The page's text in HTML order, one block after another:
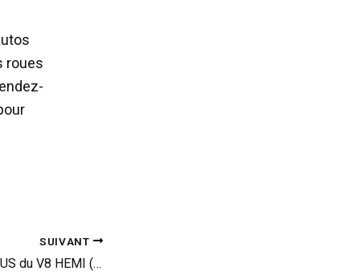
roues
SUIVANT
SRT ou les plaisirs US du V8 HEMI (vid)